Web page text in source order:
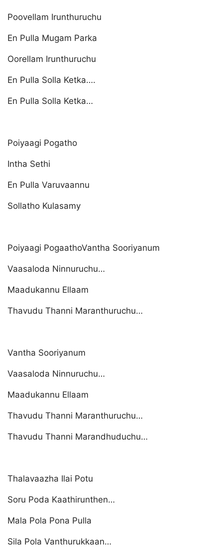
Poovellam Irunthuruchu
En Pulla Mugam Parka
Oorellam Irunthuruchu
En Pulla Solla Ketka….
En Pulla Solla Ketka…
Poiyaagi Pogatho
Intha Sethi
En Pulla Varuvaannu
Sollatho Kulasamy
Poiyaagi PogaathoVantha Sooriyanum
Vaasaloda Ninnuruchu…
Maadukannu Ellaam
Thavudu Thanni Maranthuruchu…
Vantha Sooriyanum
Vaasaloda Ninnuruchu…
Maadukannu Ellaam
Thavudu Thanni Maranthuruchu…
Thavudu Thanni Marandhuduchu…
Thalavaazha Ilai Potu
Soru Poda Kaathirunthen…
Mala Pola Pona Pulla
Sila Pola Vanthurukkaan…